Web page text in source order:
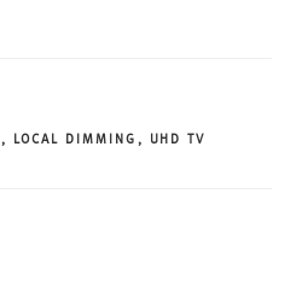
, LOCAL DIMMING , UHD TV